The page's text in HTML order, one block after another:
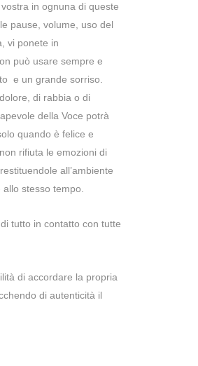
in ognuna di queste
pause, volume, uso del
vi ponete in
può usare sempre e
e un grande sorriso.
di rabbia o di
della Voce potrà
quando è felice e
rifiuta le emozioni di
all’ambiente
stesso tempo.
tutto in contatto con tutte
di accordare la propria
di autenticità il